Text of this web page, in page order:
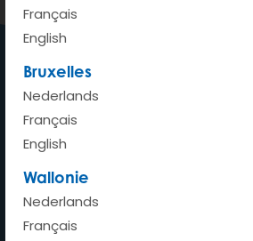
Français
English
Bruxelles
Nederlands
Français
English
Wallonie
Nederlands
Français
Een auto waar ik
ik wil
Home